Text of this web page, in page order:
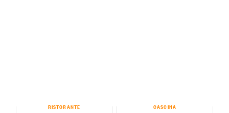
RISTORANTE CASCINA